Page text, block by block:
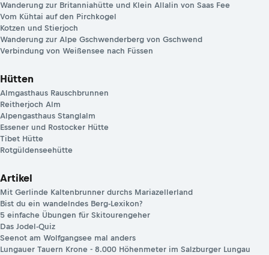
Wanderung zur Britanniahütte und Klein Allalin von Saas Fee
Vom Kühtai auf den Pirchkogel
Kotzen und Stierjoch
Wanderung zur Alpe Gschwenderberg von Gschwend
Verbindung von Weißensee nach Füssen
Hütten
Almgasthaus Rauschbrunnen
Reitherjoch Alm
Alpengasthaus Stanglalm
Essener und Rostocker Hütte
Tibet Hütte
Rotgüldenseehütte
Artikel
Mit Gerlinde Kaltenbrunner durchs Mariazellerland
Bist du ein wandelndes Berg-Lexikon?
5 einfache Übungen für Skitourengeher
Das Jodel-Quiz
Seenot am Wolfgangsee mal anders
Lungauer Tauern Krone - 8.000 Höhenmeter im Salzburger Lungau